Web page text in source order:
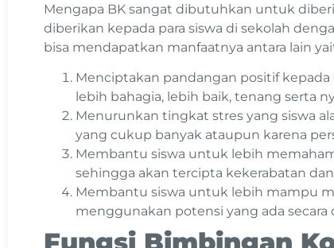
Mengapa BK sangat dibutuhkan untuk
diberikan kepada para siswa di sekolah
bisa mendapatkan manfaatnya antara lain
Menciptakan pandangan positif kepada
lebih bahagia, lebih baik, tenang serta
Menurunkan tingkat stres yang siswa
yang cukup banyak ataupun karena
Membantu siswa untuk lebih
sehingga akan tercipta kekerabatan
Membantu siswa untuk lebih mampu
menggunakan potensi yang ada secara